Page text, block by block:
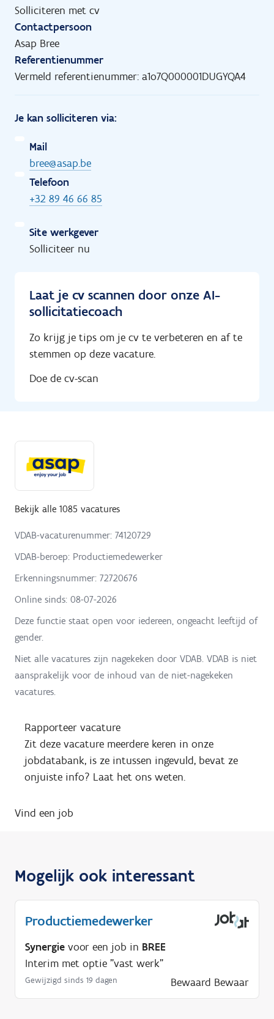
Solliciteren met cv
Contactpersoon
Asap Bree
Referentienummer
Vermeld referentienummer: a1o7Q000001DUGYQA4
Je kan solliciteren via:
Mail
bree@asap.be
Telefoon
+32 89 46 66 85
Site werkgever
Solliciteer nu
Laat je cv scannen door onze AI-
sollicitatiecoach
Zo krijg je tips om je cv te verbeteren en af te
stemmen op deze vacature.
Doe de cv-scan
Bekijk alle 1085 vacatures
VDAB-vacaturenummer: 74120729
VDAB-beroep: Productiemedewerker
Erkenningsnummer: 72720676
Online sinds: 08-07-2026
Deze functie staat open voor iedereen, ongeacht leeftijd of
gender.
Niet alle vacatures zijn nagekeken door VDAB. VDAB is niet
aansprakelijk voor de inhoud van de niet-nagekeken
vacatures.
Rapporteer vacature
Zit deze vacature meerdere keren in onze
jobdatabank, is ze intussen ingevuld, bevat ze
onjuiste info? Laat het ons weten.
Vind een job
Mogelijk ook interessant
Productiemedewerker
Synergie voor een job in BREE
Interim met optie "vast werk"
Gewijzigd sinds 19 dagen Bewaard Bewaar